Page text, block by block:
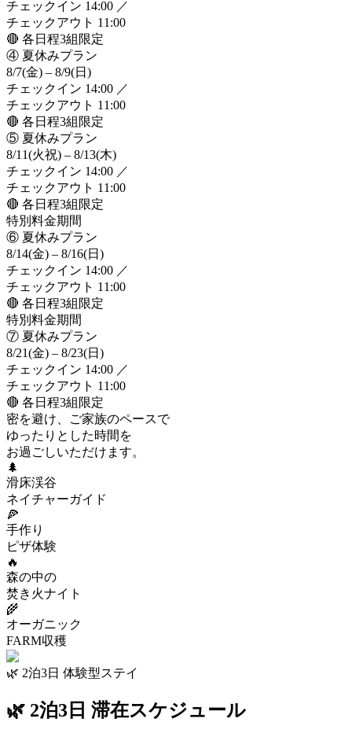
チェックイン 14:00 ／
チェックアウト 11:00
🔴 各日程3組限定
④ 夏休みプラン
8/7(金) – 8/9(日)
チェックイン 14:00 ／
チェックアウト 11:00
🔴 各日程3組限定
⑤ 夏休みプラン
8/11(火祝) – 8/13(木)
チェックイン 14:00 ／
チェックアウト 11:00
🔴 各日程3組限定
特別料金期間
⑥ 夏休みプラン
8/14(金) – 8/16(日)
チェックイン 14:00 ／
チェックアウト 11:00
🔴 各日程3組限定
特別料金期間
⑦ 夏休みプラン
8/21(金) – 8/23(日)
チェックイン 14:00 ／
チェックアウト 11:00
🔴 各日程3組限定
密を避け、ご家族のペースで
ゆったりとした時間を
お過ごしいただけます。
🌲
滑床渓谷
ネイチャーガイド
🍕
手作り
ピザ体験
🔥
森の中の
焚き火ナイト
🌾
オーガニック
FARM収穫
🌿 2泊3日 体験型ステイ
🌿 2泊3日 滞在スケジュール